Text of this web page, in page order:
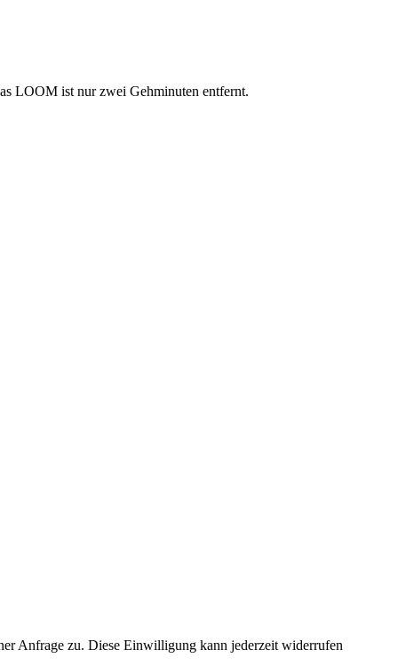
LOOM ist nur zwei Gehminuten entfernt.
Anfrage zu. Diese Einwilligung kann jederzeit widerrufen